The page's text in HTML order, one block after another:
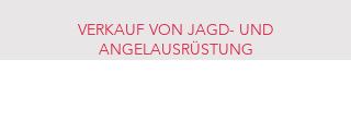
VERKAUF VON JAGD- UND
ANGELAUSRÜSTUNG